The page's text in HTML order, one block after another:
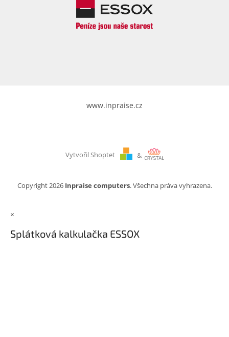
www.inpraise.cz
Vytvořil Shoptet &
Copyright 2026 Inpraise computers. Všechna práva vyhrazena.
×
Splátková kalkulačka ESSOX